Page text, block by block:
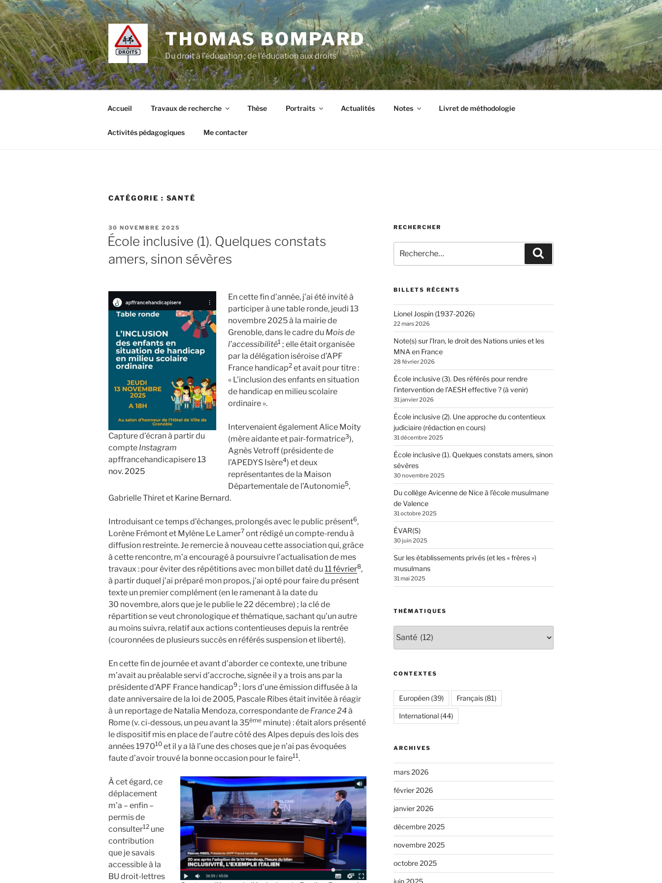
Aller
au
contenu
principal
THOMAS BOMPARD
Du droit à l’éducation ; de l'éducation aux droits
Accueil Travaux de recherche Thèse Portraits Actualités Notes Livret de méthodologie
Activités pédagogiques Me contacter
CATÉGORIE : SANTÉ
PUBLIÉ
LE
30 NOVEMBRE 2025
École inclusive (1). Quelques constats
amers, sinon sévères
Capture d’écran à partir du
compte Instagram
apffrancehandicapisere13
nov. 2025
En cette fin d’année, j’ai été invité à
participer à une table ronde, jeudi 13
novembre 2025 à la mairie de
Grenoble, dans le cadre du Mois de
l’accessibilité1 ; elle était organisée
par la délégation iséroise d’APF
France handicap2 et avait pour titre :
« L’inclusion des enfants en situation
de handicap en milieu scolaire
ordinaire ».
Intervenaient également Alice Moity
(mère aidante et pair-formatrice3),
Agnès Vetroff (présidente de
l’APEDYS Isère4) et deux
représentantes de la Maison
Départementale de l’Autonomie5,
Gabrielle Thiret et Karine Bernard.
Introduisant ce temps d’échanges, prolongés avec le public présent6,
Lorène Frémont et Mylène Le Lamer7 ont rédigé un compte-rendu à
diffusion restreinte. Je remercie à nouveau cette association qui, grâce
à cette rencontre, m’a encouragé à poursuivre l’actualisation de mes
travaux : pour éviter des répétitions avec mon billet daté du 11 février8,
à partir duquel j’ai préparé mon propos, j’ai opté pour faire du présent
texte un premier complément (en le ramenant à la date du
30 novembre, alors que je le publie le 22 décembre) ; la clé de
répartition se veut chronologiqueetthématique, sachant qu’un autre
au moins suivra, relatif aux actions contentieuses depuis la rentrée
(couronnées de plusieurs succès en référés suspension et liberté).
En cette fin de journée et avant d’aborder ce contexte, une tribune
m’avait au préalable servi d’accroche, signée il y a trois ans par la
présidente d’APF France handicap9 ; lors d’une émission diffusée à la
date anniversaire de la loi de 2005, Pascale Ribes était invitée à réagir
à un reportage de Natalia Mendoza, correspondante de France 24à
Rome (v. ci-dessous, un peu avant la 35ème minute) : était alors présenté
le dispositif mis en place de l’autre côté des Alpes depuis des lois des
années 197010 et il y a là l’une des choses que je n’ai pas évoquées
faute d’avoir trouvé la bonne occasion pour le faire11.
À cet égard, ce
déplacement
m’a – enfin –
permis de
consulter12 une
contribution
que je savais
accessible à la
BU droit-lettres
RECHERCHER
pour
:
BILLETS RÉCENTS
Lionel Jospin (1937-2026)
22 mars 2026
Note(s) sur l’Iran, le droit des Nations unies et les
MNA en France
28 février 2026
École inclusive (3). Des référés pour rendre
l’intervention de l’AESH effective ? (à venir)
31 janvier 2026
École inclusive (2). Une approche du contentieux
judiciaire (rédaction en cours)
31 décembre 2025
École inclusive (1). Quelques constats amers, sinon
sévères
30 novembre 2025
Du collège Avicenne de Nice à l’école musulmane
de Valence
31 octobre 2025
ÉVAR(S)
30 juin 2025
Sur les établissements privés (et les « frères »)
musulmans
31 mai 2025
THÉMATIQUES
CONTEXTES
Européen(39) Français(81)
International(44)
ARCHIVES
mars 2026
février 2026
janvier 2026
décembre 2025
novembre 2025
octobre 2025
juin 2025